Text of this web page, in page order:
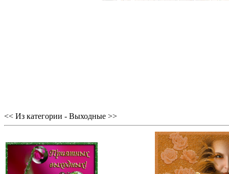
<< Из категории - Выходные >>